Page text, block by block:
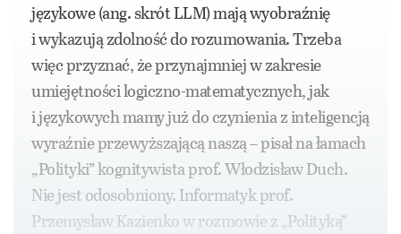
językowe (ang. skrót LLM) mają wyobraźnię
i wykazują zdolność do rozumowania. Trzeba
więc przyznać, że przynajmniej w zakresie
umiejętności logiczno-matematycznych, jak
i językowych mamy już do czynienia z inteligencją
wyraźnie przewyższającą naszą – pisał na łamach
„Polityki” kognitywista prof. Włodzisław Duch.
Nie jest odosobniony. Informatyk prof.
Przemysław Kazienko w rozmowie z „Polityką”